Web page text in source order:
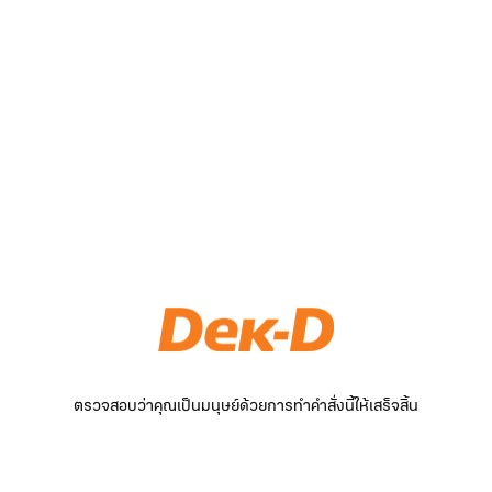
ตรวจสอบว่าคุณเป็นมนุษย์ด้วยการทำคำสั่งนี้ให้เสร็จสิ้น